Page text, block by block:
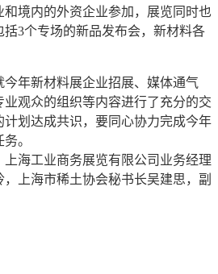
境内的外资企业参加，展览同时也
3个专场的新品发布会，新材料各
今年新材料展企业招展、媒体通气
观众的组织等内容进行了充分的交
划达成共识，要同心协力完成今年
。
上海工业商务展览有限公司业务经理
上海市稀土协会秘书长吴建思，副